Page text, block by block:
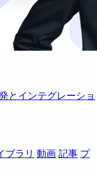
とインテグレーショ
ブラリ 動画記事 プ